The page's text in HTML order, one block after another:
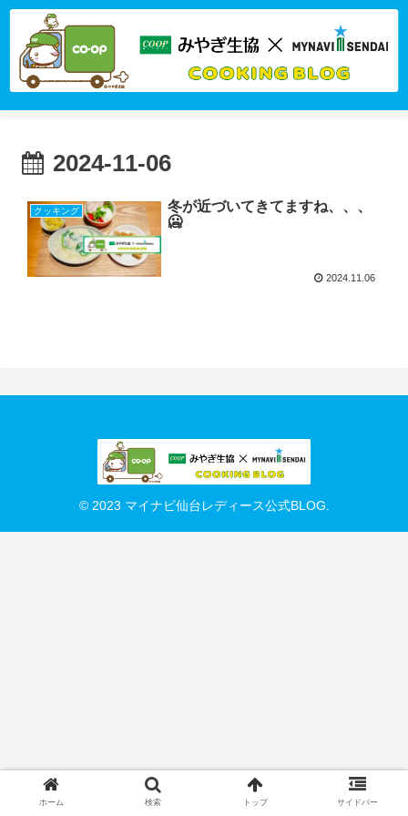
2024-11-06
クッキング
冬が近づいてきてますね、、、
🥶
2024.11.06
© 2023 マイナビ仙台レディース公式BLOG.
ホーム 検索 トップ サイドバー